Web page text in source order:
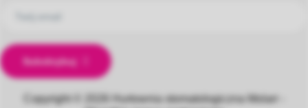
Subskrybuj
Copyright © 2026
Hurtownia stomatologiczna Molarr -